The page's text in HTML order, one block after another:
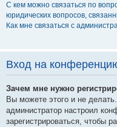
С кем можно связаться по
юридических вопросов,
Как мне связаться с
Вход на
Зачем мне нужно
Вы можете этого и не
администратор настроил
зарегистрироваться, чтобы